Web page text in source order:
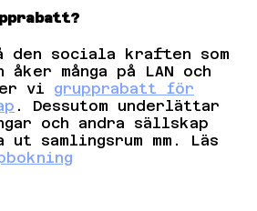
sociala kraften som
åker många på LAN och
vi grupprabatt för
. Dessutom underlättar
och andra sällskap
ut samlingsrum mm. Läs